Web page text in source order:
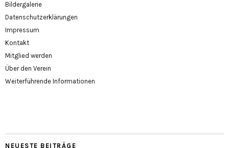
Bildergalerie
Datenschutzerklärungen
Impressum
Kontakt
Mitglied werden
Über den Verein
Weiterführende Informationen
NEUESTE BEITRÄGE